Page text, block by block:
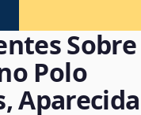
Sobre
Polo
Aparecida